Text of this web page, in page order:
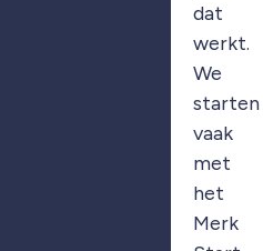
dat
werkt.
We
starten
vaak
met
het
Merk